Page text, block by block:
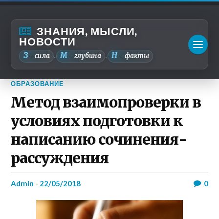
ЗНАНИЯ, МЫСЛИ,
НОВОСТИ
З—сила . М—глубина . Н—факты
ОБРАЗОВАНИЕ
Метод взаимопроверки в
условиях подготовки к
написанию сочинения-
рассуждения
admin - 22/05/2018 0